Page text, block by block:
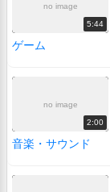
no image
5:44
ゲーム
no image
2:00
音楽・サウンド